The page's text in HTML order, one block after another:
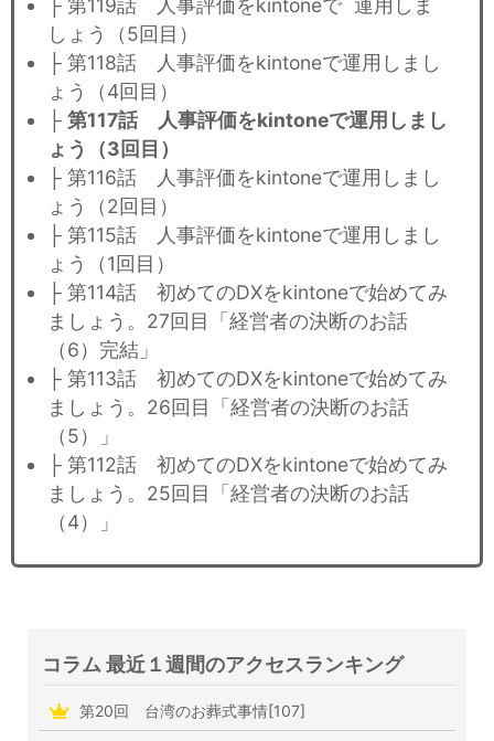
しょう（5回目）
├ 第118話 人事評価をkintoneで運用しまし
ょう（4回目）
├ 第117話 人事評価をkintoneで運用しまし
ょう（3回目）
├ 第116話 人事評価をkintoneで運用しまし
ょう（2回目）
├ 第115話 人事評価をkintoneで運用しまし
ょう（1回目）
├ 第114話 初めてのDXをkintoneで始めてみ
ましょう。27回目「経営者の決断のお話
（6）完結」
├ 第113話 初めてのDXをkintoneで始めてみ
ましょう。26回目「経営者の決断のお話
（5）」
├ 第112話 初めてのDXをkintoneで始めてみ
ましょう。25回目「経営者の決断のお話
（4）」
コラム 最近１週間のアクセスランキング
第20回 台湾のお葬式事情[107]